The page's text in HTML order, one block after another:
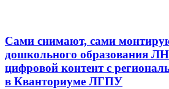
Сами снимают, сами
дошкольного образования
цифровой контент с
в Кванториуме ЛГПУ​